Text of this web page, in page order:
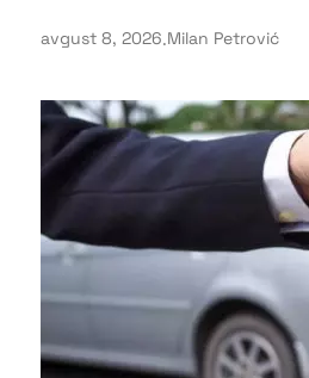
avgust 8, 2026.Milan Petrović